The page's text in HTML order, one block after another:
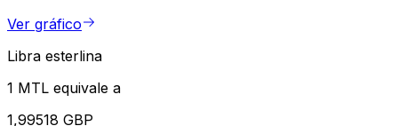
Ver gráfico
Libra esterlina
1 MTL equivale a
1,99518 GBP